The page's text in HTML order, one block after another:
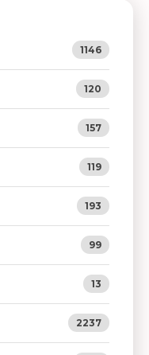
1146
120
157
119
193
99
13
2237